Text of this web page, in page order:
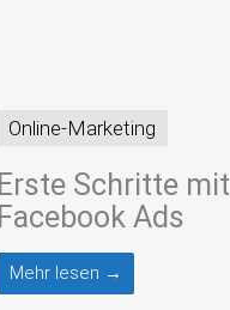
Online-Marketing
Erste Schritte mit
Facebook Ads
Mehr lesen →